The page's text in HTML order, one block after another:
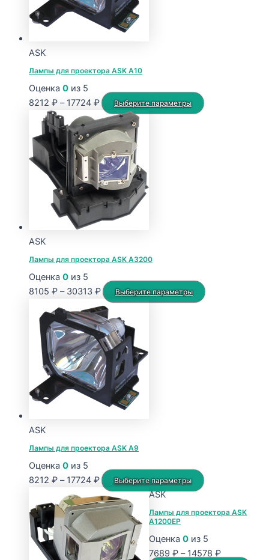
ASK
Лампы для проектора ASK A10
Оценка 0 из 5
8212 ₽ – 17724 ₽Диапазон
цен:
8212 ₽
–
17724 ₽
Выберите параметры
Этот
ASK
Лампы для проектора ASK A3200
Оценка 0 из 5
8105 ₽ – 30313 ₽Диапазон
цен:
8105 ₽
–
30313 ₽
Выберите параметры
Этот
ASK
Лампы для проектора ASK A9
Оценка 0 из 5
8212 ₽ – 17724 ₽Диапазон
цен:
8212 ₽
17724 ₽
Выберите параметры
Этот
имеет
вариаций.
Опции
ASK
Лампы для проектора ASK
A1200EP
Оценка 0 из 5
7689 ₽ – 14578 ₽Диапазон